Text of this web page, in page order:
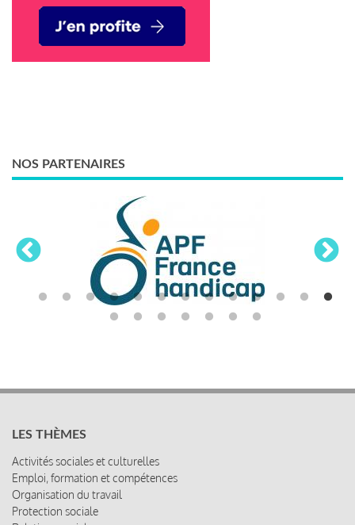
NOS PARTENAIRES
LES THÈMES
Activités sociales et culturelles
Emploi, formation et compétences
Organisation du travail
Protection sociale